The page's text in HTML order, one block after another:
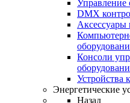
Управление
DMX
Аксессуары
Консоли
Устройства
Энергетические
Назад